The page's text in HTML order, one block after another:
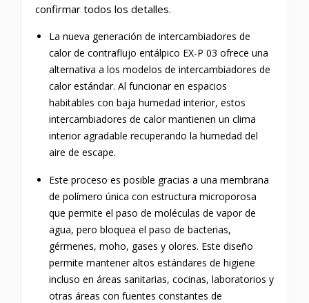
confirmar todos los detalles.
La nueva generación de intercambiadores de
calor de contraflujo entálpico EX-P 03 ofrece una
alternativa a los modelos de intercambiadores de
calor estándar. Al funcionar en espacios
habitables con baja humedad interior, estos
intercambiadores de calor mantienen un clima
interior agradable recuperando la humedad del
aire de escape.
Este proceso es posible gracias a una membrana
de polímero única con estructura microporosa
que permite el paso de moléculas de vapor de
agua, pero bloquea el paso de bacterias,
gérmenes, moho, gases y olores. Este diseño
permite mantener altos estándares de higiene
incluso en áreas sanitarias, cocinas, laboratorios y
otras áreas con fuentes constantes de